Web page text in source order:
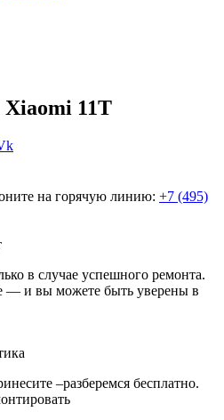
Xiaomi 11T
на горячую линию: +7 (495)
в случае успешного ремонта.
— и вы можете быть уверены в
–разберемся бесплатно.